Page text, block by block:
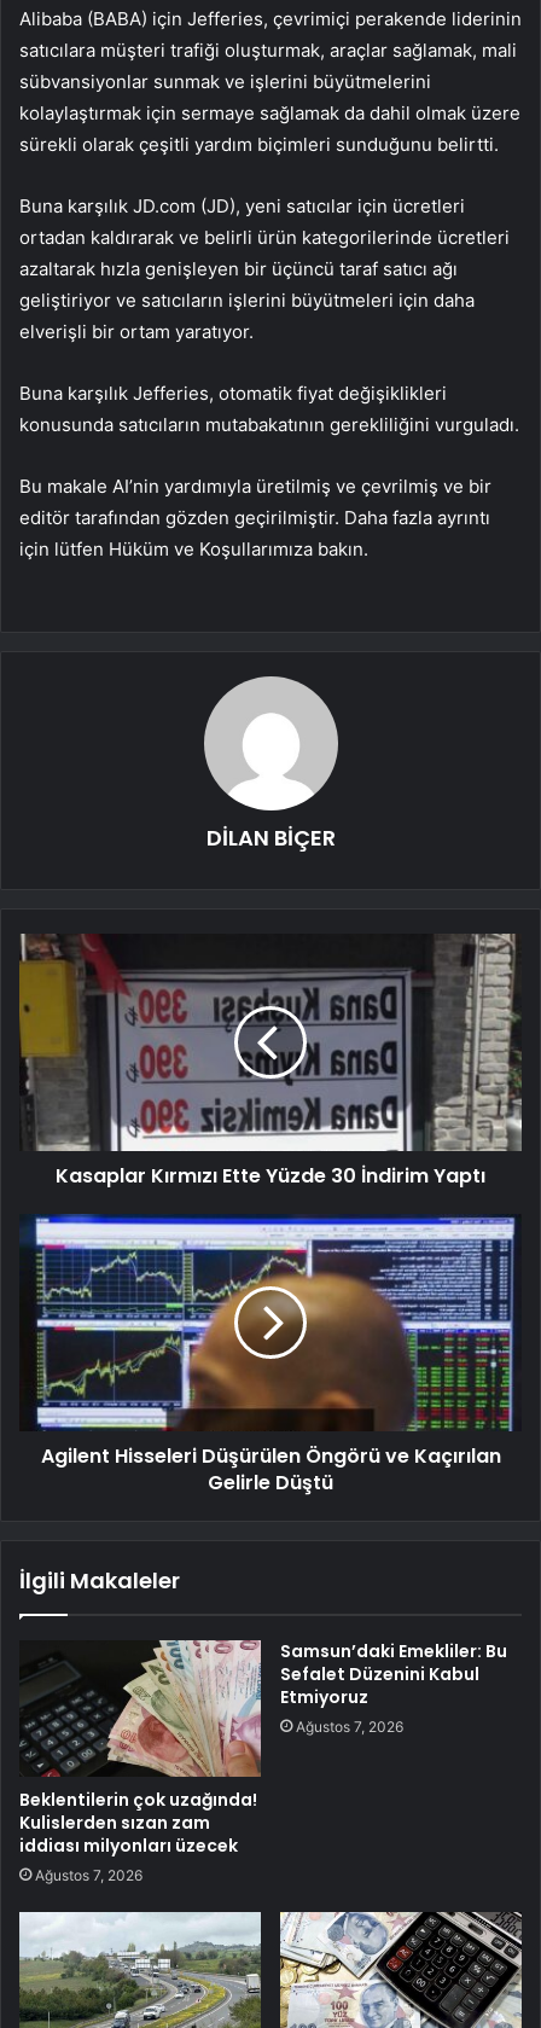
Alibaba (BABA) için Jefferies, çevrimiçi perakende liderinin
satıcılara müşteri trafiği oluşturmak, araçlar sağlamak, mali
sübvansiyonlar sunmak ve işlerini büyütmelerini
kolaylaştırmak için sermaye sağlamak da dahil olmak üzere
sürekli olarak çeşitli yardım biçimleri sunduğunu belirtti.
Buna karşılık JD.com (JD), yeni satıcılar için ücretleri
ortadan kaldırarak ve belirli ürün kategorilerinde ücretleri
azaltarak hızla genişleyen bir üçüncü taraf satıcı ağı
geliştiriyor ve satıcıların işlerini büyütmeleri için daha
elverişli bir ortam yaratıyor.
Buna karşılık Jefferies, otomatik fiyat değişiklikleri
konusunda satıcıların mutabakatının gerekliliğini vurguladı.
Bu makale AI’nin yardımıyla üretilmiş ve çevrilmiş ve bir
editör tarafından gözden geçirilmiştir. Daha fazla ayrıntı
için lütfen Hüküm ve Koşullarımıza bakın.
DİLAN BİÇER
Kasaplar Kırmızı Ette Yüzde 30 İndirim Yaptı
Agilent Hisseleri Düşürülen Öngörü ve Kaçırılan
Gelirle Düştü
İlgili Makaleler
Beklentilerin çok uzağında!
Kulislerden sızan zam
iddiası milyonları üzecek
Ağustos 7, 2026
Samsun’daki Emekliler: Bu
Sefalet Düzenini Kabul
Etmiyoruz
Ağustos 7, 2026